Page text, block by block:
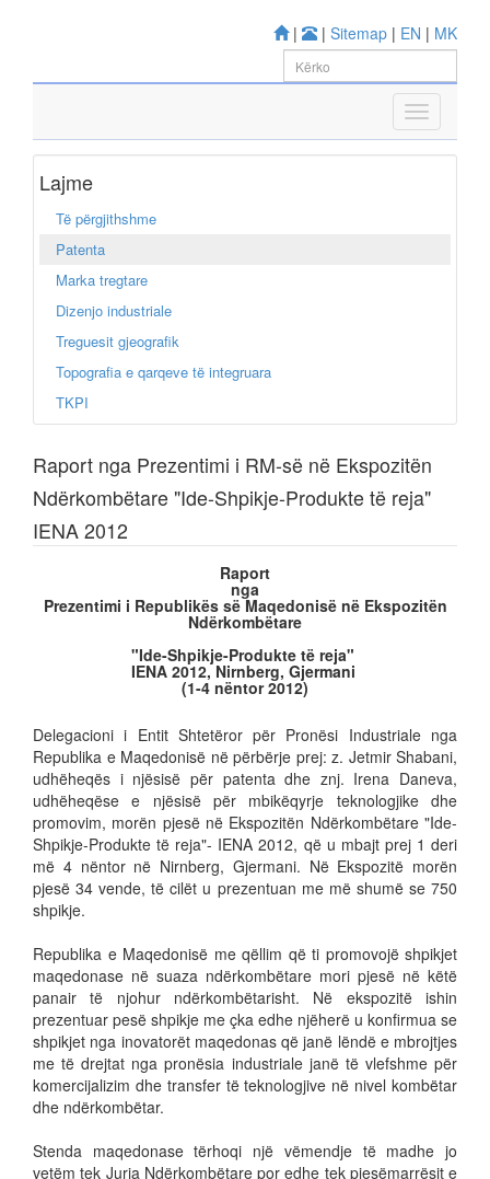
| | Sitemap | EN | MK
Lajme
Të përgjithshme
Patenta
Marka tregtare
Dizenjo industriale
Treguesit gjeografik
Topografia e qarqeve të integruara
TKPI
Raport nga Prezentimi i RM-së në Ekspozitën
Ndërkombëtare "Ide-Shpikje-Produkte të reja"
IENA 2012
Raport
nga
Prezentimi i Republikës së Maqedonisë në Ekspozitën
Ndërkombëtare
"Ide-Shpikje-Produkte të reja"
IENA 2012, Nirnberg, Gjermani
(1-4 nëntor 2012)
Delegacioni i Entit Shtetëror për Pronësi Industriale nga
Republika e Maqedonisë në përbërje prej: z. Jetmir Shabani,
udhëheqës i njësisë për patenta dhe znj. Irena Daneva,
udhëheqëse e njësisë për mbikëqyrje teknologjike dhe
promovim, morën pjesë në Ekspozitën Ndërkombëtare "Ide-
Shpikje-Produkte të reja"- IENA 2012, që u mbajt prej 1 deri
më 4 nëntor në Nirnberg, Gjermani. Në Ekspozitë morën
pjesë 34 vende, të cilët u prezentuan me më shumë se 750
shpikje.
Republika e Maqedonisë me qëllim që ti promovojë shpikjet
maqedonase në suaza ndërkombëtare mori pjesë në këtë
panair të njohur ndërkombëtarisht. Në ekspozitë ishin
prezentuar pesë shpikje me çka edhe njëherë u konfirmua se
shpikjet nga inovatorët maqedonas që janë lëndë e mbrojtjes
me të drejtat nga pronësia industriale janë të vlefshme për
komercijalizim dhe transfer të teknologjive në nivel kombëtar
dhe ndërkombëtar.
Stenda maqedonase tërhoqi një vëmendje të madhe jo
vetëm tek Juria Ndërkombëtare por edhe tek pjesëmarrësit e